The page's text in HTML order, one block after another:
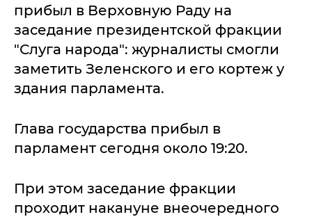
прибыл в Верховную Раду на
заседание президентской фракции
"Слуга народа": журналисты смогли
заметить Зеленского и его кортеж у
здания парламента.
Глава государства прибыл в
парламент сегодня около 19:20.
При этом заседание фракции
проходит накануне внеочередного